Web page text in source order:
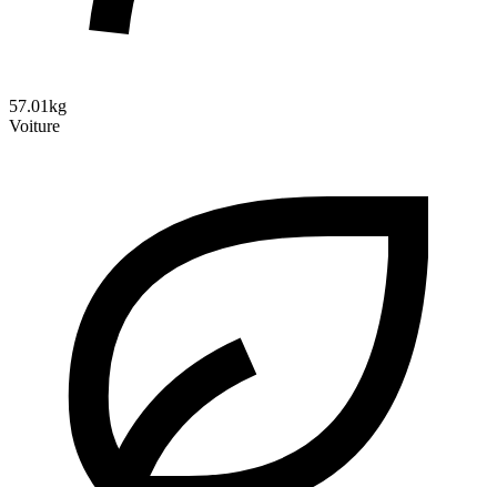
57.01kg
Voiture